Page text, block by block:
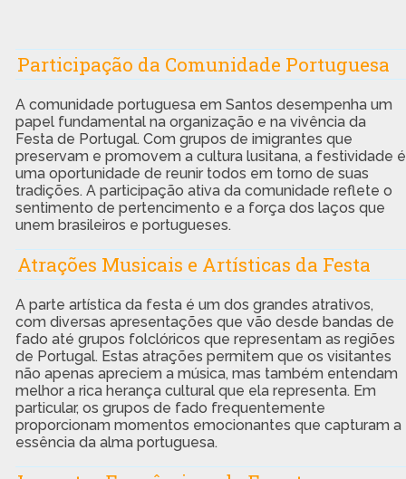
Participação da Comunidade Portuguesa
A comunidade portuguesa em Santos desempenha um
papel fundamental na organização e na vivência da
Festa de Portugal. Com grupos de imigrantes que
preservam e promovem a cultura lusitana, a festividade é
uma oportunidade de reunir todos em torno de suas
tradições. A participação ativa da comunidade reflete o
sentimento de pertencimento e a força dos laços que
unem brasileiros e portugueses.
Atrações Musicais e Artísticas da Festa
A parte artística da festa é um dos grandes atrativos,
com diversas apresentações que vão desde bandas de
fado até grupos folclóricos que representam as regiões
de Portugal. Estas atrações permitem que os visitantes
não apenas apreciem a música, mas também entendam
melhor a rica herança cultural que ela representa. Em
particular, os grupos de fado frequentemente
proporcionam momentos emocionantes que capturam a
essência da alma portuguesa.